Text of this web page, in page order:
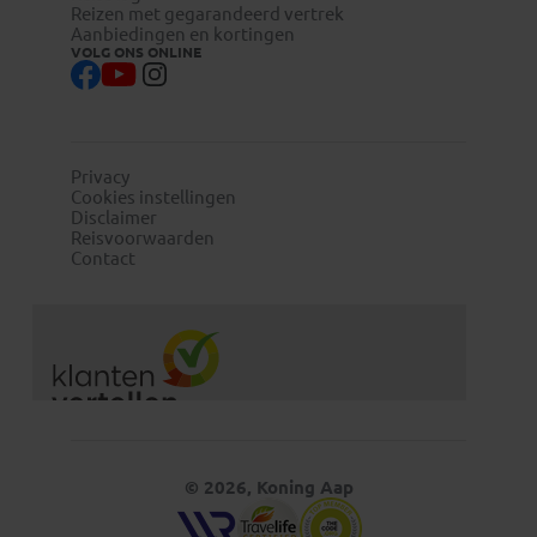
Reizen met gegarandeerd vertrek
Aanbiedingen en kortingen
VOLG ONS ONLINE
Privacy
Cookies instellingen
Disclaimer
Reisvoorwaarden
Contact
© 2026, Koning Aap